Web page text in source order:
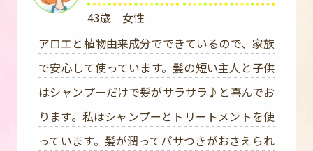
43歳 女性
アロエと植物由来成分でできているので、家族
で安心して使っています。髪の短い主人と子供
はシャンプーだけで髪がサラサラ♪と喜んでお
ります。私はシャンプーとトリートメントを使
っています。髪が潤ってパサつきがおさえられ